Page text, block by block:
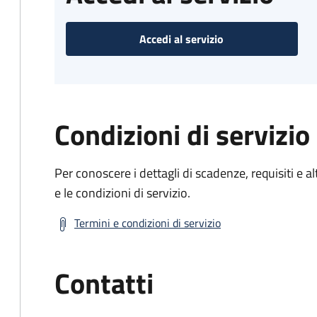
Accedi al servizio
Condizioni di servizio
Per conoscere i dettagli di scadenze, requisiti e
e le condizioni di servizio.
Termini e condizioni di servizio
Contatti